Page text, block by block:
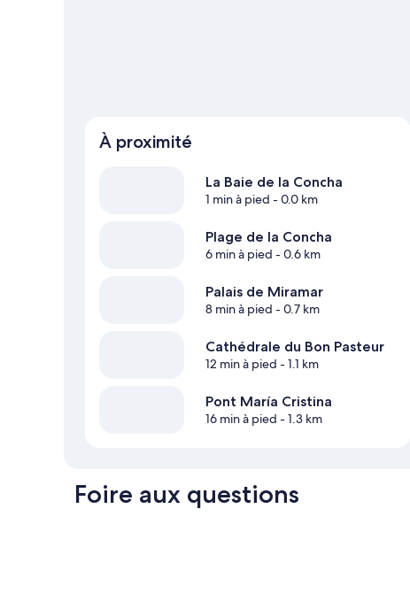
À proximité
La Baie de la Concha
1 min à pied - 0.0 km
Plage de la Concha
6 min à pied - 0.6 km
Palais de Miramar
8 min à pied - 0.7 km
Cathédrale du Bon Pasteur
12 min à pied - 1.1 km
Pont María Cristina
16 min à pied - 1.3 km
Foire aux questions